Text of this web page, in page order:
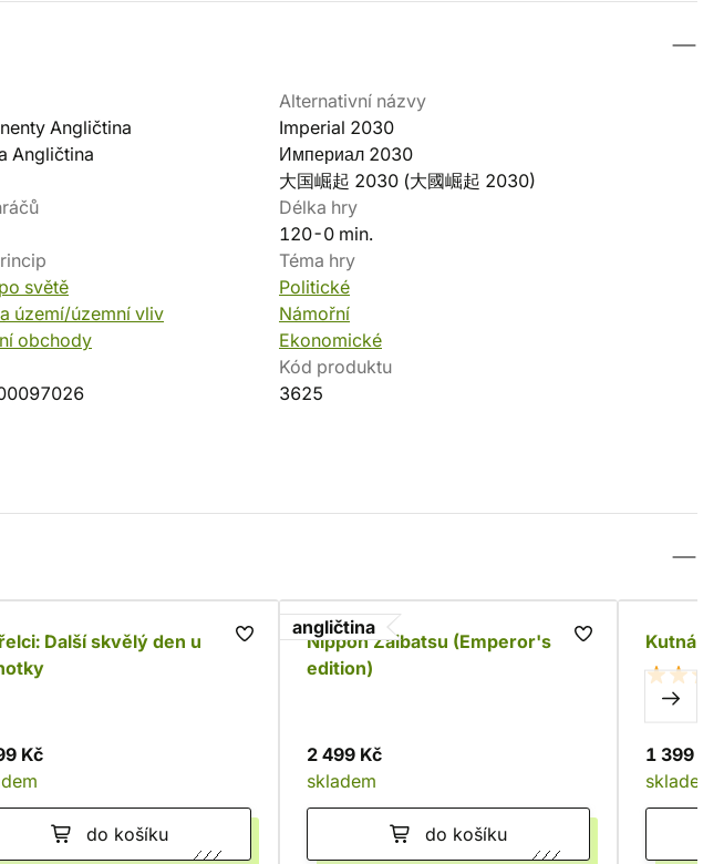
Angličtina
Angličtina
Alternativní názvy
Imperial 2030
Империал 2030
大国崛起 2030 (大國崛起 2030)
Délka hry
120-0 min.
světě
území/územní vliv
obchody
Téma hry
Politické
Námořní
Ekonomické
Kód produktu
3625
Další skvělý den u
Kč
do košíku
angličtina
Nippon Zaibatsu (Emperor's
edition)
2 499 Kč
skladem
do košíku
Kutná
1 399 Kč
skladem